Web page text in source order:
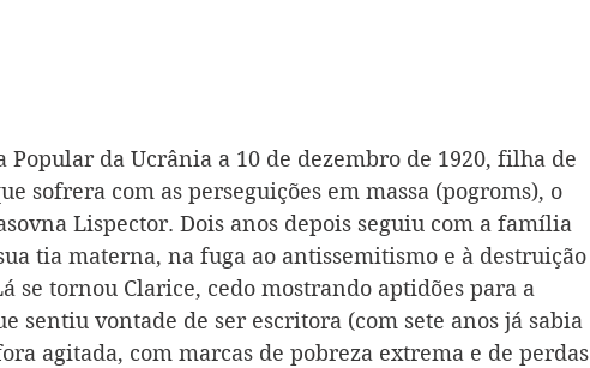
Popular da Ucrânia a 10 de dezembro de 1920, filha de
sofrera com as perseguições em massa (pogroms), o
Lispector. Dois anos depois seguiu com a família
tia materna, na fuga ao antissemitismo e à destruição
se tornou Clarice, cedo mostrando aptidões para a
sentiu vontade de ser escritora (com sete anos já sabia
agitada, com marcas de pobreza extrema e de perdas